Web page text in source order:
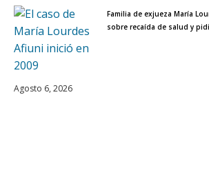
Familia de exjueza María
sobre recaída de salud y
Agosto 6, 2026